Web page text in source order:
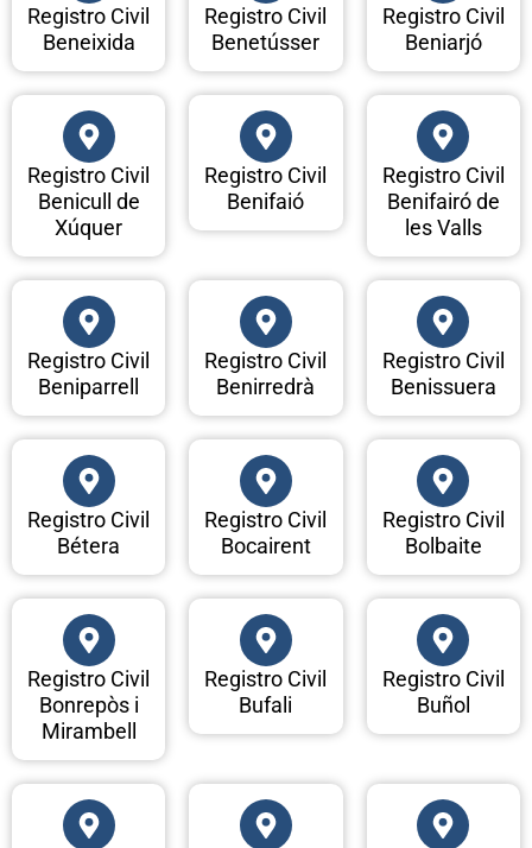
Registro Civil
Beneixida
Registro Civil
Benetússer
Registro Civil
Beniarjó
Registro Civil
Benicull de
Xúquer
Registro Civil
Benifaió
Registro Civil
Benifairó de
les Valls
Registro Civil
Beniparrell
Registro Civil
Benirredrà
Registro Civil
Benissuera
Registro Civil
Bétera
Registro Civil
Bocairent
Registro Civil
Bolbaite
Registro Civil
Bonrepòs i
Mirambell
Registro Civil
Bufali
Registro Civil
Buñol